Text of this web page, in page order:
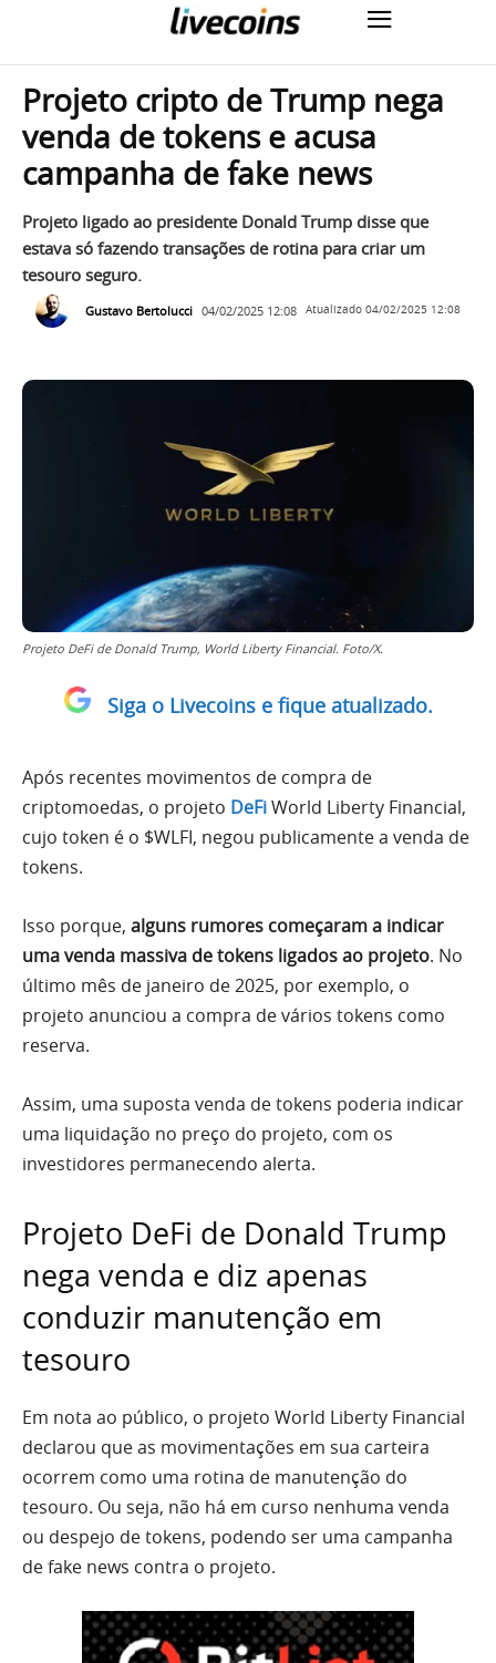
Projeto cripto de Trump nega
venda de tokens e acusa
campanha de fake news
Projeto ligado ao presidente Donald Trump disse que
estava só fazendo transações de rotina para criar um
tesouro seguro.
Gustavo Bertolucci 04/02/2025 12:08 Atualizado 04/02/2025 12:08
Projeto DeFi de Donald Trump, World Liberty Financial. Foto/X.
Siga o Livecoins e fique atualizado.
Após recentes movimentos de compra de
criptomoedas, o projeto DeFiWorld Liberty Financial,
cujo token é o $WLFI, negou publicamente a venda de
tokens.
Isso porque, alguns rumores começaram a indicar
uma venda massiva de tokens ligados ao projeto. No
último mês de janeiro de 2025, por exemplo, o
projeto anunciou a compra de vários tokens como
reserva.
Assim, uma suposta venda de tokens poderia indicar
uma liquidação no preço do projeto, com os
investidores permanecendo alerta.
Projeto DeFi de Donald Trump
nega venda e diz apenas
conduzir manutenção em
tesouro
Em nota ao público, o projeto World Liberty Financial
declarou que as movimentações em sua carteira
ocorrem como uma rotina de manutenção do
tesouro. Ou seja, não há em curso nenhuma venda
ou despejo de tokens, podendo ser uma campanha
de fake news contra o projeto.